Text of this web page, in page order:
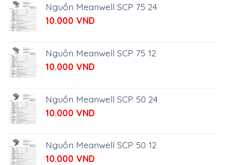
Nguồn Meanwell SCP 75 24
10.000 VND
Nguồn Meanwell SCP 75 12
10.000 VND
Nguồn Meanwell SCP 50 24
10.000 VND
Nguồn Meanwell SCP 50 12
10.000 VND